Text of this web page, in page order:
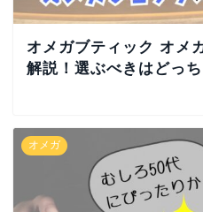
オメガブティック オメ
解説！選ぶべきはどっち
オメガ